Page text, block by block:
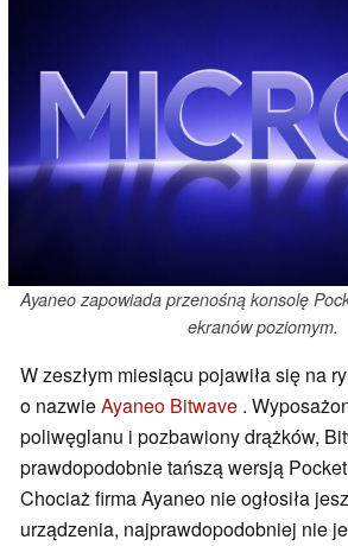
Ayaneo zapowiada przenośną konsolę
ekranów poziomym.
W zeszłym miesiącu pojawiła się na
o nazwieAyaneo Bitwave .
poliwęglanu i pozbawiony drążków,
prawdopodobnie tańszą wersją
Chociaż firma Ayaneo nie ogłosiła
urządzenia, najprawdopodobniej nie